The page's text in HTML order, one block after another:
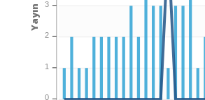
3
2
1
0
Yayın